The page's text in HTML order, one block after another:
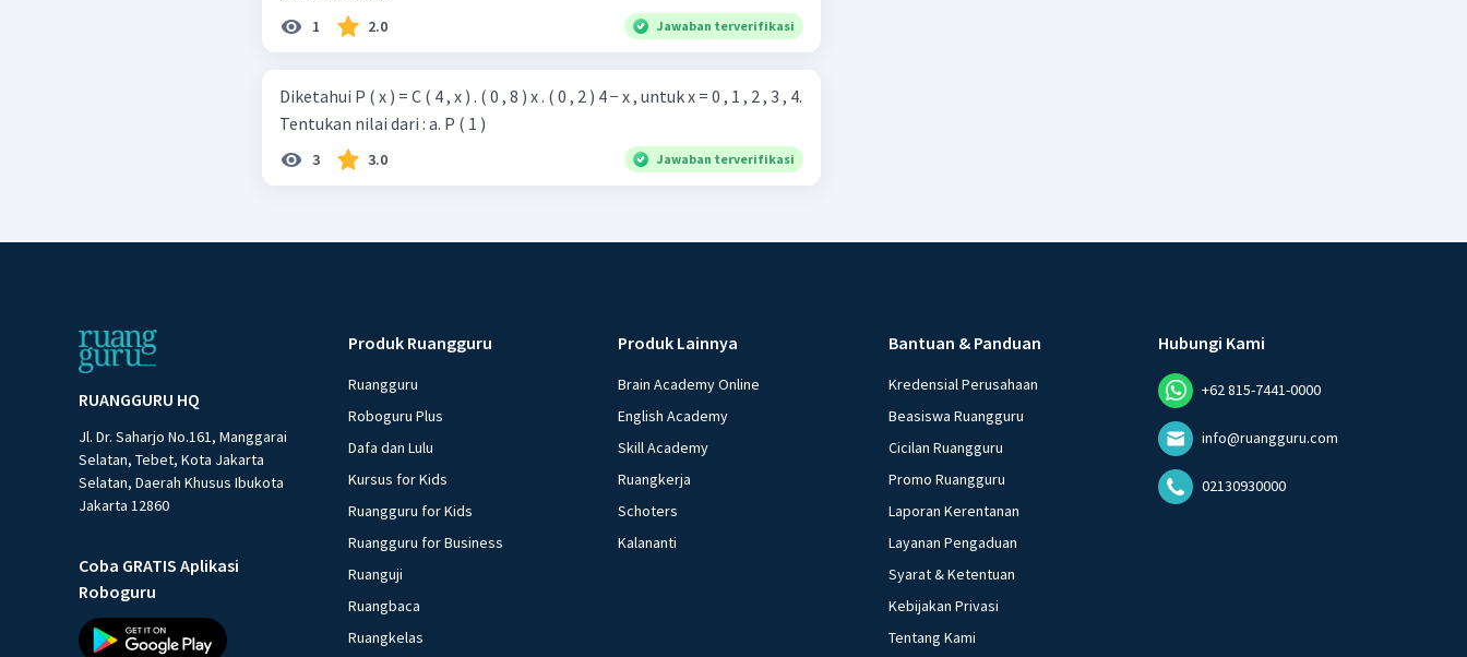
1 2.0 Jawaban terverifikasi
Diketahui P ( x ) = C ( 4 , x ) . ( 0 , 8 ) x . ( 0 , 2 ) 4 − x , untuk x = 0 , 1 , 2 , 3 , 4.
Tentukan nilai dari : a. P ( 1 )
3 3.0 Jawaban terverifikasi
RUANGGURU HQ
Jl. Dr. Saharjo No.161, Manggarai
Selatan, Tebet, Kota Jakarta
Selatan, Daerah Khusus Ibukota
Jakarta 12860
Coba GRATIS Aplikasi
Roboguru
Produk Ruangguru
Ruangguru
Roboguru Plus
Dafa dan Lulu
Kursus for Kids
Ruangguru for Kids
Ruangguru for Business
Ruanguji
Ruangbaca
Ruangkelas
Produk Lainnya
Brain Academy Online
English Academy
Skill Academy
Ruangkerja
Schoters
Kalananti
Bantuan & Panduan
Kredensial Perusahaan
Beasiswa Ruangguru
Cicilan Ruangguru
Promo Ruangguru
Laporan Kerentanan
Layanan Pengaduan
Syarat & Ketentuan
Kebijakan Privasi
Tentang Kami
Hubungi Kami
+62 815-7441-0000
info@ruangguru.com
02130930000